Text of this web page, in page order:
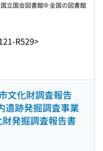
R529>
国立国会図書館 全国の図書館
文化財調査報告
遺跡発掘調査事業
発掘調査報告書